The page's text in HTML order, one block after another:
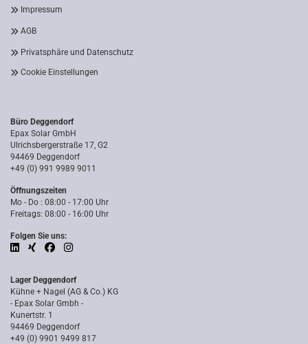
Impressum
AGB
Privatsphäre und Datenschutz
Cookie Einstellungen
Büro Deggendorf
Epax Solar GmbH
Ulrichsbergerstraße 17, G2
94469 Deggendorf
+49 (0) 991 9989 9011
Öffnungszeiten
Mo - Do : 08:00 - 17:00 Uhr
Freitags: 08:00 - 16:00 Uhr
Folgen Sie uns:
Lager Deggendorf
Kühne + Nagel (AG & Co.) KG
- Epax Solar Gmbh -
Kunertstr. 1
94469 Deggendorf
+49 (0) 9901 9499 817